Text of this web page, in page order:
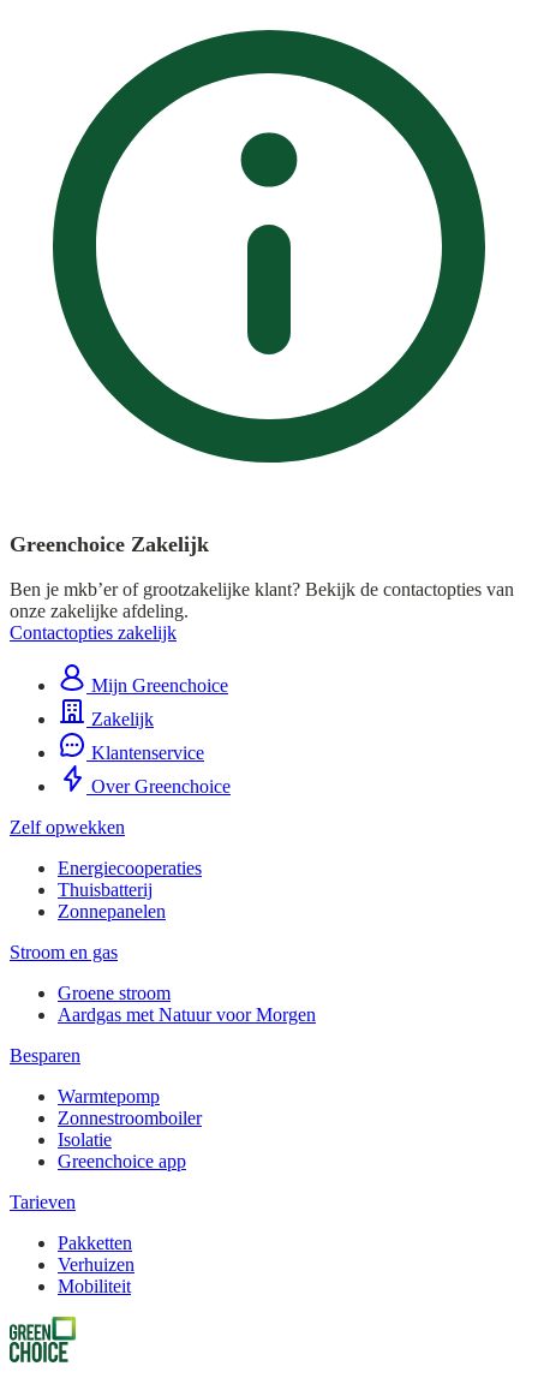
Greenchoice Zakelijk
Ben je mkb’er of grootzakelijke klant? Bekijk de contactopties van
onze zakelijke afdeling.
Contactopties zakelijk
Mijn Greenchoice
Zakelijk
Klantenservice
Over Greenchoice
Zelf opwekken
Energiecooperaties
Thuisbatterij
Zonnepanelen
Stroom en gas
Groene stroom
Aardgas met Natuur voor Morgen
Besparen
Warmtepomp
Zonnestroomboiler
Isolatie
Greenchoice app
Tarieven
Pakketten
Verhuizen
Mobiliteit